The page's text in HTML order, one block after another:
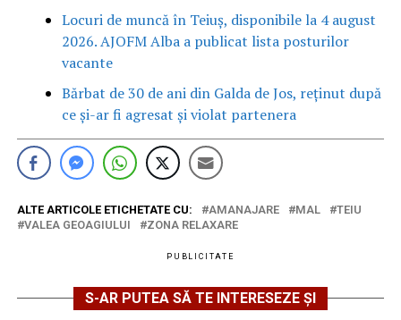
Locuri de muncă în Teiuș, disponibile la 4 august
2026. AJOFM Alba a publicat lista posturilor
vacante
Bărbat de 30 de ani din Galda de Jos, reținut după
ce și-ar fi agresat și violat partenera
ALTE ARTICOLE ETICHETATE CU: AMANAJARE MAL
TEIU
VALEA GEOAGIULUI
ZONA RELAXARE
PUBLICITATE
S-AR PUTEA SĂ TE INTERESEZE ȘI